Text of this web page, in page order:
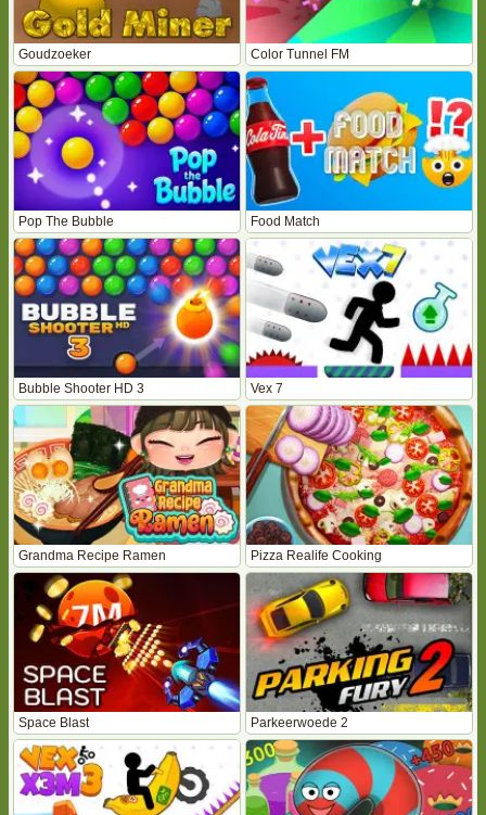
Goudzoeker Color Tunnel FM
Pop The Bubble Food Match
Bubble Shooter HD 3 Vex 7
Grandma Recipe Ramen Pizza Realife Cooking
Space Blast Parkeerwoede 2